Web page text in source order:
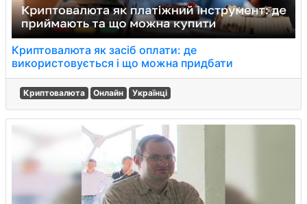
Криптовалюта як засіб оплати: де
використовується і що можна придбати
Криптовалюта Онлайн Українці